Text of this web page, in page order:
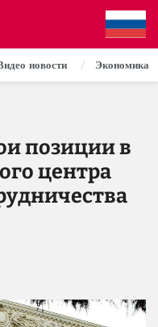
новости Экономика
позиции в
центра